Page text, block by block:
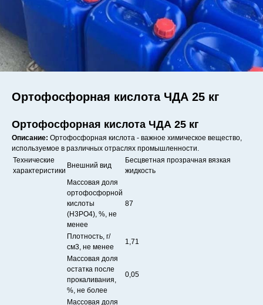
Ортофосфорная кислота ЧДА 25 кг
Ортофосфорная кислота ЧДА 25 кг
Описание: Ортофосфорная кислота - важное химическое вещество,
используемое в различных отраслях промышленности.
Технические
характеристики
Внешний вид
Бесцветная прозрачная вязкая
жидкость
Массовая доля
ортофосфорной
кислоты
(H3PO4), %, не
менее
87
Плотность, г/
см3, не менее
1,71
Массовая доля
остатка после
прокаливания,
%, не более
0,05
Массовая доля